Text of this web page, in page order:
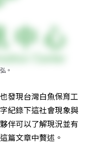
。
發現台灣白魚保育工
紀錄下這社會現象與
伴可以了解現況並有
篇文章中贅述。